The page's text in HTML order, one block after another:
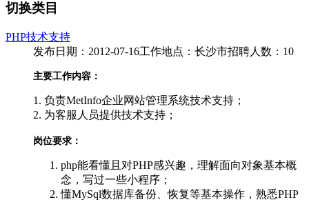
切换类目
PHP技术支持
发布日期：2012-07-16工作地点：长沙市招聘人数：10
主要工作内容：
1. 负责MetInfo企业网站管理系统技术支持；
2. 为客服人员提供技术支持；
岗位要求：
php能看懂且对PHP感兴趣，理解面向对象基本概
念，写过一些小程序；
懂MySql数据库备份、恢复等基本操作，熟悉PHP